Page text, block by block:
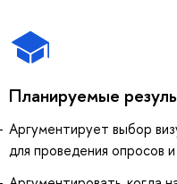
Планируемые
Аргументирует выбор
для проведения опросов